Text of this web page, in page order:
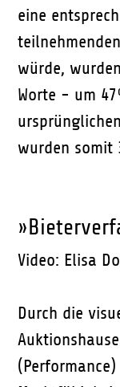
eine
würde,
Worte - um
wurden somit
Video: Elisa
Durch die